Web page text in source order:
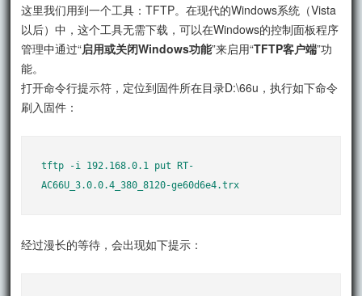
这里我们用到一个工具：TFTP。在现代的Windows系统（Vista
以后）中，这个工具无需下载，可以在Windows的控制面板程序
管理中通过“启用或关闭Windows功能”来启用“TFTP客户端”功
能。
打开命令行提示符，定位到固件所在目录D:\66u，执行如下命令
刷入固件：
tftp -i 192.168.0.1 put RT-
AC66U_3.0.0.4_380_8120-ge60d6e4.trx
经过漫长的等待，会出现如下提示：